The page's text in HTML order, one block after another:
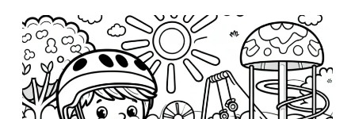
u
b
l
i
c
a
t